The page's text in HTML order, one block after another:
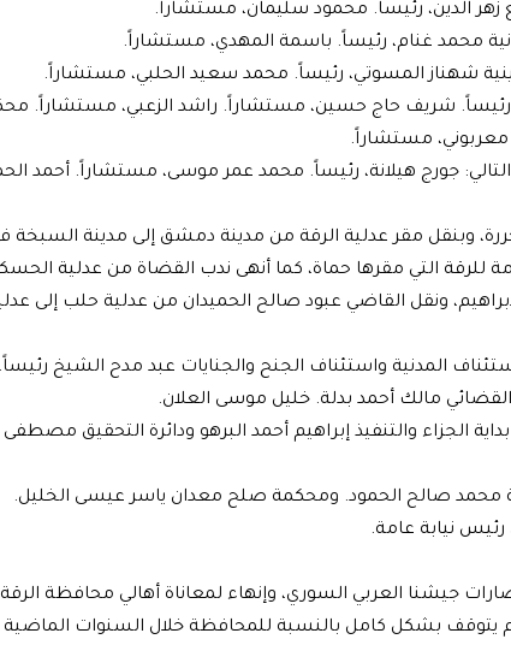
زهر الدين، رئيساً. محمود سليمان، مستشاراً.
محمد غنام، رئيساً. باسمة المهدي، مستشاراً.
شهناز المسوتي، رئيساً. محمد سعيد الحلبي، مستشاراً.
شريف حاج حسين، مستشاراً. راشد الزعبي، مستشاراً.
معربوني، مستشاراً.
جورج هيلانة، رئيساً. محمد عمر موسى، مستشاراً. أحمد
وبنقل مقر عدلية الرقة من مدينة دمشق إلى مدينة السبخة
للرقة التي مقرها حماة، كما أنهى ندب القضاة من عدلية
ونقل القاضي عبود صالح الحميدان من عدلية حلب إلى
المدنية واستئناف الجنح والجنايات عبد مدح الشيخ رئيساً.
مالك أحمد بدلة. خليل موسى العلان.
الجزاء والتنفيذ إبراهيم أحمد البرهو ودائرة التحقيق
محمد صالح الحمود. ومحكمة صلح معدان ياسر عيسى الخليل.
رئيس نيابة عامة.
جيشنا العربي السوري، وإنهاء لمعاناة أهالي محافظة الرقة
لم يتوقف بشكل كامل بالنسبة للمحافظة خلال السنوات